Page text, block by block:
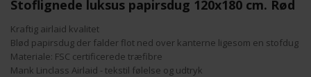
Stoflignede luksus papirsdug 120x180 cm. Rød
Kraftig airlaid kvalitet
Blød papirsdug der falder flot ned over kanterne ligesom en stofdug
Materiale: FSC certificerede træfibre
Mank Linclass Airlaid - tekstil følelse og udtryk